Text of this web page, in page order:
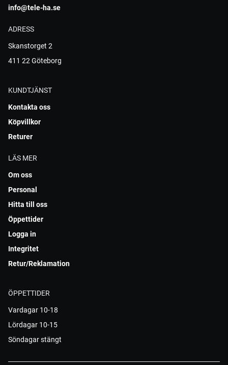
info@tele-ha.se
ADRESS
Skanstorget 2
411 22 Göteborg
KUNDTJÄNST
Kontakta oss
Köpvillkor
Returer
LÄS MER
Om oss
Personal
Hitta till oss
Öppettider
Logga in
Integritet
Retur/Reklamation
ÖPPETTIDER
Vardagar 10-18
Lördagar 10-15
Söndagar stängt